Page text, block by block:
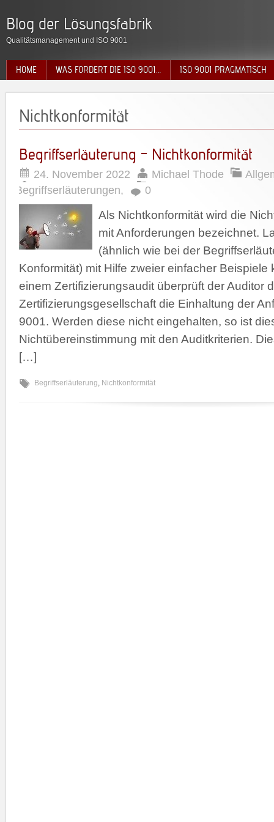
Blog der Lösungsfabrik
Qualitätsmanagement und ISO 9001
HOME WAS FORDERT DIE ISO 9001… ISO 9001 PRAGMATISCH
Nichtkonformität
Begriffserläuterung – Nichtkonformität
24. November 2022 Michael Thode
Begriffserläuterungen, 0
Als Nichtkonformität wird die
mit Anforderungen bezeichnet.
(ähnlich wie bei der
Konformität) mit Hilfe zweier einfacher Beispiele
einem Zertifizierungsaudit überprüft der Auditor
Zertifizierungsgesellschaft die Einhaltung der
9001. Werden diese nicht eingehalten, so ist
Nichtübereinstimmung mit den Auditkriterien.
[…]
Begriffserläuterung, Nichtkonformität